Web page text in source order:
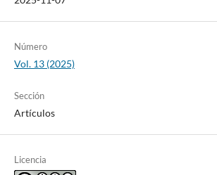
Número
Vol. 13 (2025)
Sección
Artículos
Licencia